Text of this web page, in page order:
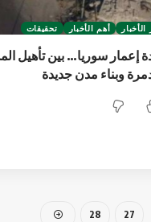
أهم الأخبار تحقيقات
إعمار سوريا… بين تأهيل
وبناء مدن جديدة
27
28